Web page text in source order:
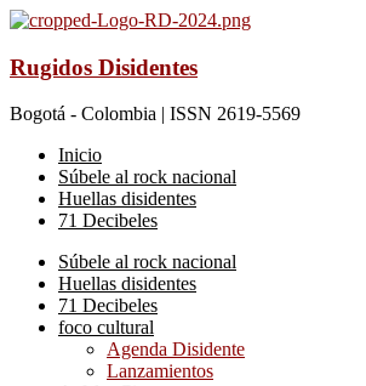
Rugidos Disidentes
Bogotá - Colombia | ISSN 2619-5569
Inicio
Súbele al rock nacional
Huellas disidentes
71 Decibeles
Súbele al rock nacional
Huellas disidentes
71 Decibeles
foco cultural
Agenda Disidente
Lanzamientos